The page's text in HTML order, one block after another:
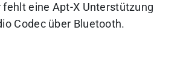
eine Apt-X Unterstützung
Codec über Bluetooth.